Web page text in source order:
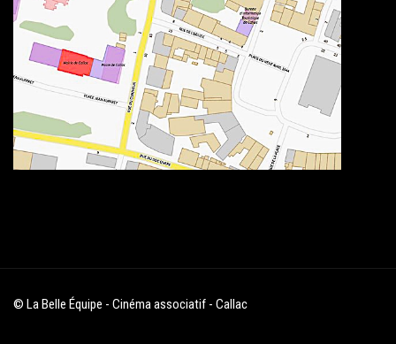
© La Belle Équipe - Cinéma associatif - Callac